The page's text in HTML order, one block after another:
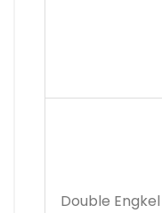
Double Engkel